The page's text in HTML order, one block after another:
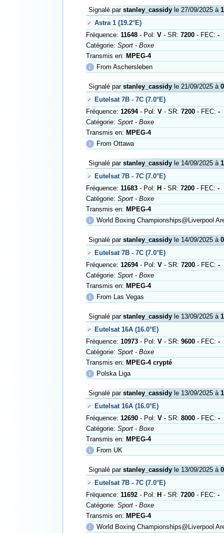
Signalé par stanley_cassidyle 27/09/2025 à
Astra 1 (19.2°E)
Fréquence: 11648- Pol: V- SR: 7200- FEC: -
Catégorie: Sport - Boxe
Transmis en: MPEG-4
ℹ
From Aschersleben
Signalé par stanley_cassidyle 21/09/2025 à
Eutelsat 7B - 7C (7.0°E)
Fréquence: 12694- Pol: V- SR: 7200- FEC: -
Catégorie: Sport - Boxe
Transmis en: MPEG-4
ℹ
From Ottawa
Signalé par stanley_cassidyle 14/09/2025 à
Eutelsat 7B - 7C (7.0°E)
Fréquence: 11683- Pol: H - SR: 7200- FEC: -
Catégorie: Sport - Boxe
Transmis en: MPEG-4
ℹ
World Boxing Championships@Liverpool
Signalé par stanley_cassidyle 14/09/2025 à
Eutelsat 7B - 7C (7.0°E)
Fréquence: 12694- Pol: V- SR: 7200- FEC: -
Catégorie: Sport - Boxe
Transmis en: MPEG-4
ℹ
From Las Vegas
Signalé par stanley_cassidyle 13/09/2025 à
Eutelsat 16A (16.0°E)
Fréquence: 10973- Pol: V- SR: 9600- FEC: -
Catégorie: Sport - Boxe
Transmis en: MPEG-4 crypté
ℹ
Polska Liga
Signalé par stanley_cassidyle 13/09/2025 à
Eutelsat 16A (16.0°E)
Fréquence: 12690- Pol: V- SR: 8000- FEC: -
Catégorie: Sport - Boxe
Transmis en: MPEG-4
ℹ
From UK
Signalé par stanley_cassidyle 13/09/2025 à
Eutelsat 7B - 7C (7.0°E)
Fréquence: 11692- Pol: H - SR: 7200- FEC: -
Catégorie: Sport - Boxe
Transmis en: MPEG-4
ℹ
World Boxing Championships@Liverpool